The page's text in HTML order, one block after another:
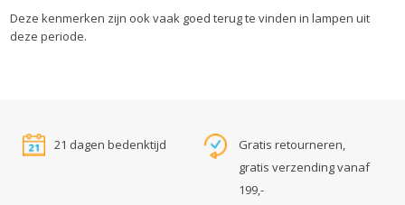
Deze kenmerken zijn ook vaak goed terug te vinden in lampen uit
deze periode.
21 dagen bedenktijd
Gratis retourneren,
gratis verzending vanaf
199,-